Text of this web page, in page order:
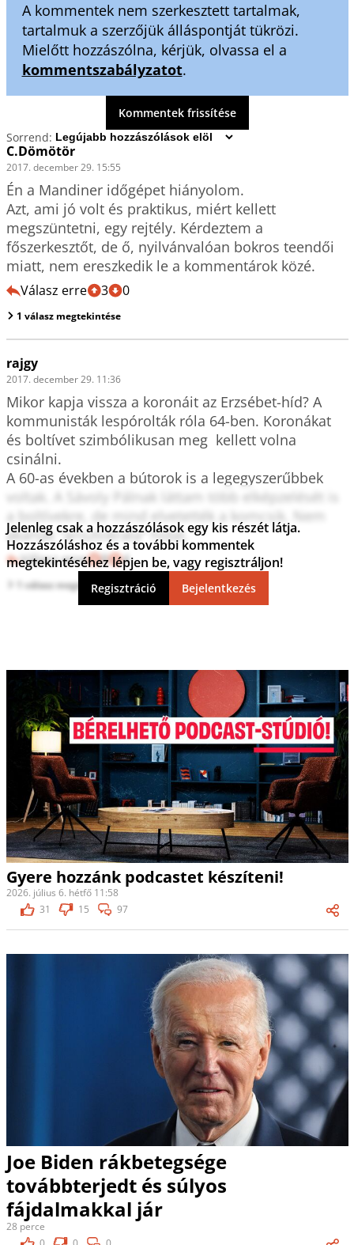
A kommentek nem szerkesztett tartalmak,
tartalmuk a szerzőjük álláspontját tükrözi.
Mielőtt hozzászólna, kérjük, olvassa el a
kommentszabályzatot.
Kommentek frissítése
Sorrend:
C.Dömötör
2017. december 29. 15:55
Én a Mandiner időgépet hiányolom.
Azt, ami jó volt és praktikus, miért kellett
megszüntetni, egy rejtély. Kérdeztem a
főszerkesztőt, de ő, nyilvánvalóan bokros teendői
miatt, nem ereszkedik le a kommentárok közé.
Válasz erre 3 0
1 válasz megtekintése
rajgy
2017. december 29. 11:36
Mikor kapja vissza a koronáit az Erzsébet-híd? A
kommunisták lespórolták róla 64-ben. Koronákat
és boltívet szimbólikusan meg  kellett volna
csinálni.
A 60-as években a bútorok is a legegyszerűbbek
voltak. A Sávoly Pálnak láttam több elképzelését is
a boltívekre, de mind elvetették a komcsik. Nem
akartak "arisztokrata" hidat.
Válasz erre 8 4
1 válasz megtekintése
Jelenleg csak a hozzászólások egy kis részét látja.
Hozzászóláshoz és a további kommentek
megtekintéséhez lépjen be, vagy regisztráljon!
Regisztráció Bejelentkezés
Gyere hozzánk podcastet készíteni!
2026. július 6. hétfő 11:58
31
15 97
Joe Biden rákbetegsége
továbbterjedt és súlyos
fájdalmakkal jár
28 perce